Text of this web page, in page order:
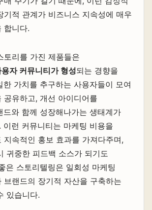
기적 관계가 비즈니스 지속성에 매우
합니다.
토리를 가진 제품들은
자 커뮤니티가 형성되는 경향을
한 가치를 추구하는 사용자들이 모여
공유하고, 개선 아이디어를
드와 함께 성장해나가는 생태계가
이런 커뮤니티는 마케팅 비용을
지속적인 홍보 효과를 가져다주며,
귀중한 피드백 소스가 되기도
은 스토리텔링은 일회성 마케팅
브랜드의 장기적 자산을 구축하는
있습니다.